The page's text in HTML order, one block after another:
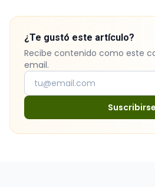
¿Te gustó este artículo?
Recibe contenido como este
email.
Suscribirse